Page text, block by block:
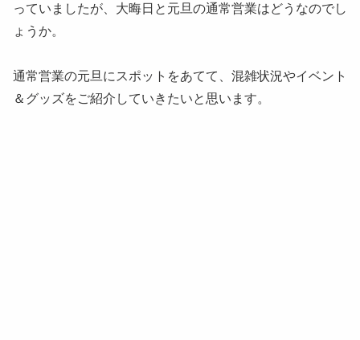
っていましたが、大晦日と元旦の通常営業はどうなのでし
ょうか。
通常営業の元旦にスポットをあてて、混雑状況やイベント
＆グッズをご紹介していきたいと思います。